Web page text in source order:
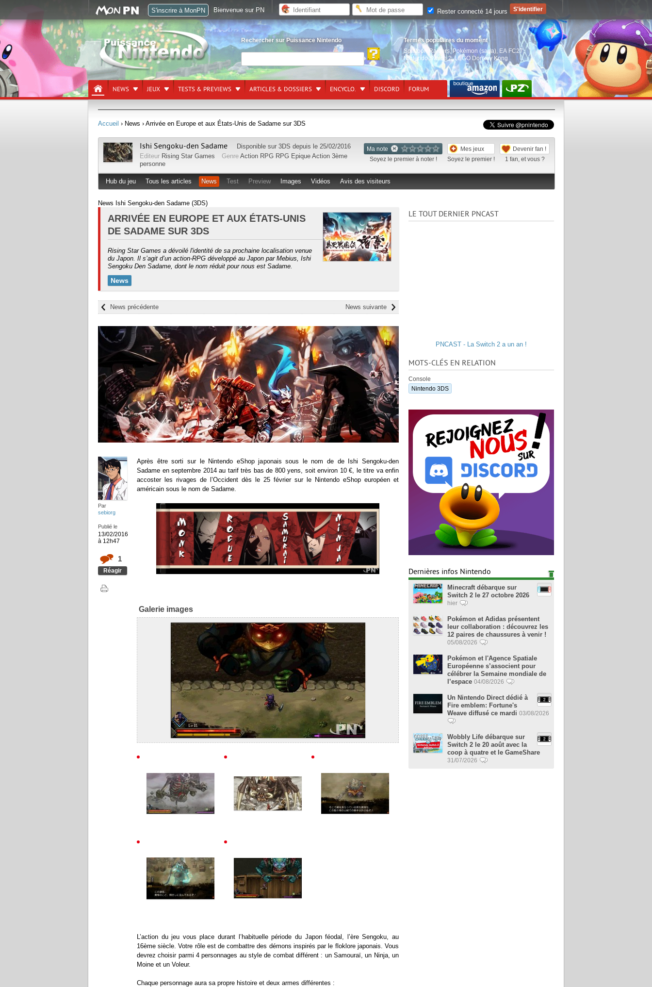
Rechercher sur Puissance Nintendo
Termes populaires du moment
Splatoon Raiders, Pokémon (saga) EA FC27,
Nintendo Switch 2,LEGO Donkey Kong
NEWS JEUX TESTS & PREVIEWS ARTICLES & DOSSIERS ENCYCLO. DISCORD FORUM
Accueil › News › Arrivée en Europe et aux États-Unis de Sadame sur 3DS
Ma note
Soyez le premier à noter !
Mes jeux
Soyez le premier !
Devenir fan !
1 fan, et vous ?
Ishi Sengoku-den Sadame Disponible sur 3DS depuis le 25/02/2016
Editeur Rising Star Games Genre Action RPG RPG Epique Action 3ème
personne
Hub du jeu Tous les articles News Test Preview Images Vidéos Avis des visiteurs
News Ishi Sengoku-den Sadame (3DS)
ARRIVÉE EN EUROPE ET AUX ÉTATS-UNIS
DE SADAME SUR 3DS
Rising Star Games a dévoilé l'identité de sa prochaine localisation venue
du Japon. Il s’agit d’un action-RPG développé au Japon par Mebius, Ishi
Sengoku Den Sadame, dont le nom réduit pour nous est Sadame.
News
News suivante
News précédente
Par
sebiorg
Publié le
13/02/2016
à 12h47
1
Réagir
Après être sorti sur le Nintendo eShop japonais sous le nom de de Ishi Sengoku-den
Sadame en septembre 2014 au tarif très bas de 800 yens, soit environ 10 €, le titre va enfin
accoster les rivages de l’Occident dès le 25 février sur le Nintendo eShop européen et
américain sous le nom de Sadame.
Galerie images
L’action du jeu vous place durant l’habituelle période du Japon féodal, l’ère Sengoku, au
16ème siècle. Votre rôle est de combattre des démons inspirés par le floklore japonais. Vous
devrez choisir parmi 4 personnages au style de combat différent : un Samouraï, un Ninja, un
Moine et un Voleur.
Chaque personnage aura sa propre histoire et deux armes différentes :
LE TOUT DERNIER PNCAST
PNCAST - La Switch 2 a un an !
MOTS-CLÉS EN RELATION
Console
Nintendo 3DS
Dernières infos Nintendo
Minecraft débarque sur
Switch 2 le 27 octobre 2026
hier
Pokémon et Adidas présentent
leur collaboration : découvrez les
12 paires de chaussures à venir !
05/08/2026
Pokémon et l'Agence Spatiale
Européenne s’associent pour
célébrer la Semaine mondiale de
l’espace 04/08/2026
Un Nintendo Direct dédié à
Fire emblem: Fortune's
Weave diffusé ce mardi 03/08/2026
Wobbly Life débarque sur
Switch 2 le 20 août avec la
coop à quatre et le GameShare
31/07/2026
S'inscrire à MonPN Bienvenue sur PN Rester connecté 14 jours